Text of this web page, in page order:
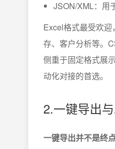
JSON/XML：用
Excel格式最受欢
存、客户分析等。
侧重于固定格式展
动化对接的首选。
2.一键导出
一键导出并不是终